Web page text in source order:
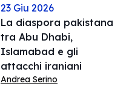
23 Giu 2026
La diaspora pakistana
tra Abu Dhabi,
Islamabad e gli
attacchi iraniani
Andrea Serino